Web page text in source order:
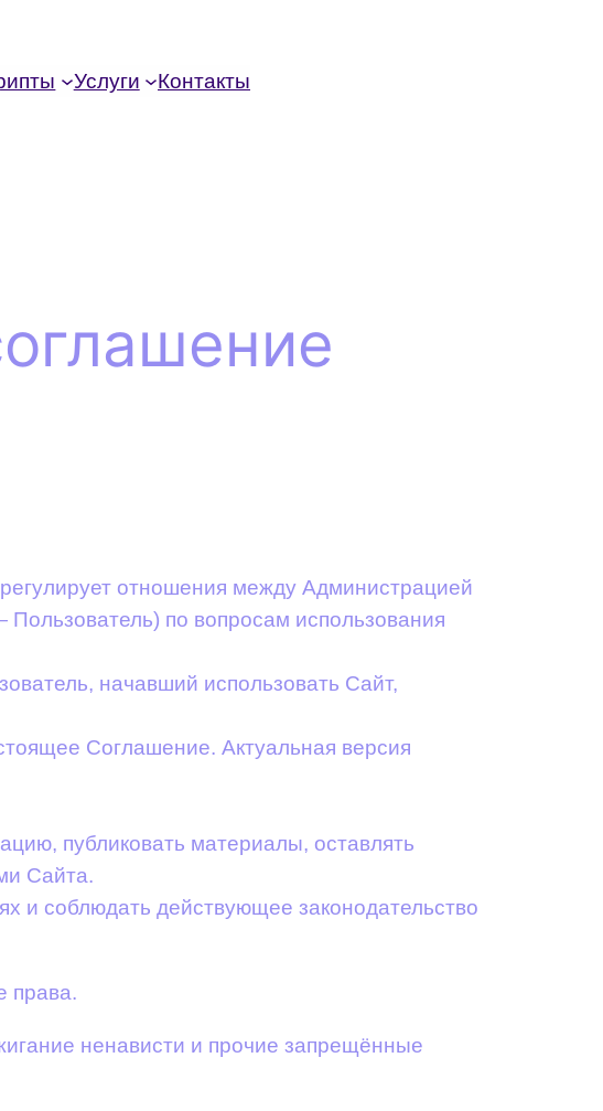
Услуги Контакты
отношения между Администрацией
по вопросам использования
начавший использовать Сайт,
Соглашение. Актуальная версия
публиковать материалы, оставлять
Сайта.
и соблюдать действующее законодательство
права.
ненависти и прочие запрещённые